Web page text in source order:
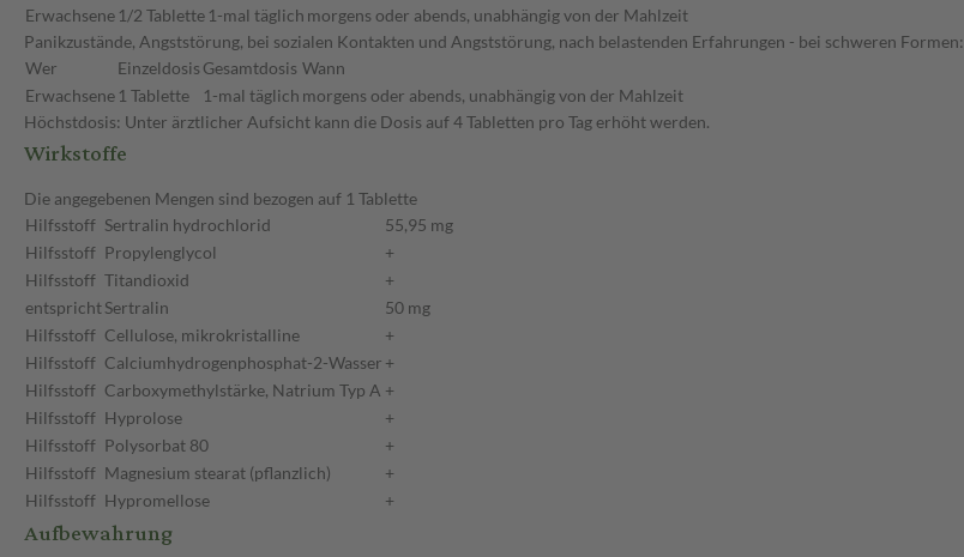
Erwachsene 1/2 Tablette 1-mal täglich morgens oder abends, unabhängig von der Mahlzeit
Panikzustände, Angststörung, bei sozialen Kontakten und Angststörung, nach belastenden Erfahrungen - bei schweren Formen:
Wer
Einzeldosis Gesamtdosis Wann
Erwachsene 1 Tablette 1-mal täglich morgens oder abends, unabhängig von der Mahlzeit
Höchstdosis: Unter ärztlicher Aufsicht kann die Dosis auf 4 Tabletten pro Tag erhöht werden.
Wirkstoffe
Die angegebenen Mengen sind bezogen auf 1 Tablette
Hilfsstoff Sertralin hydrochlorid
55,95 mg
Hilfsstoff Propylenglycol
+
Hilfsstoff Titandioxid
+
entsprichtSertralin
50 mg
Hilfsstoff Cellulose, mikrokristalline
+
Hilfsstoff Calciumhydrogenphosphat-2-Wasser +
Hilfsstoff Carboxymethylstärke, Natrium Typ A +
Hilfsstoff Hyprolose
+
Hilfsstoff Polysorbat 80
+
Hilfsstoff Magnesium stearat (pflanzlich)
+
Hilfsstoff Hypromellose +
Aufbewahrung